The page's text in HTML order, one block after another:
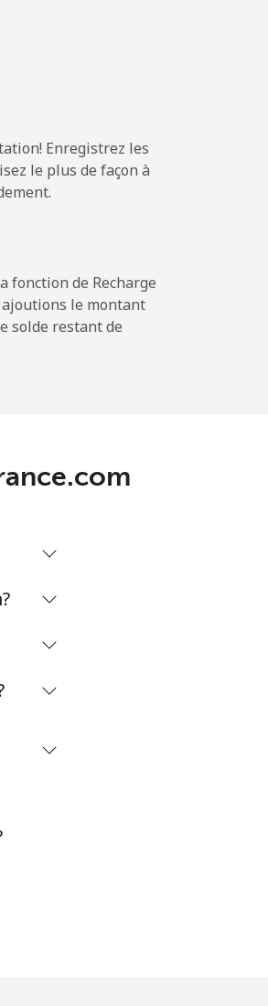
Enregistrez les
le plus de façon à
fonction de Recharge
ajoutions le montant
solde restant de